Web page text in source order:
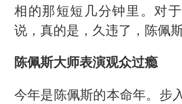
相的那短短几分钟里。对
说，真的是，久违了，陈佩斯
陈佩斯大师表演观众过瘾
今年是陈佩斯的本命年。步